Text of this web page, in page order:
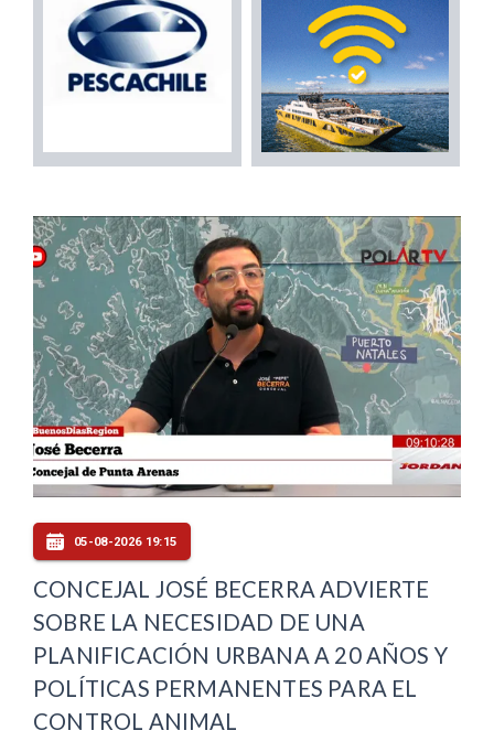
05-08-2026 19:15
CONCEJAL JOSÉ BECERRA ADVIERTE
SOBRE LA NECESIDAD DE UNA
PLANIFICACIÓN URBANA A 20 AÑOS Y
POLÍTICAS PERMANENTES PARA EL
CONTROL ANIMAL